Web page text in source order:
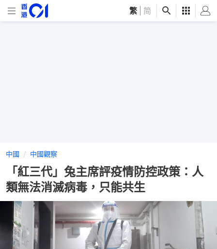
繁 简
中國 中國觀察
「紅三代」兔主席評疫情防控政策：人
類無法消滅病毒，只能共生